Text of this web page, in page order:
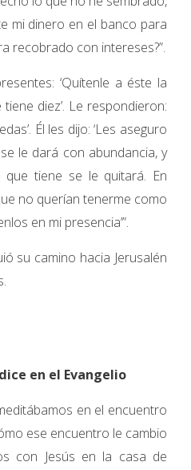
mi dinero en el banco para
recobrado con intereses?”.
‘Quítenle a éste la
diez’. Le respondieron:
Él les dijo: ‘Les aseguro
le dará con abundancia, y
tiene se le quitará. En
no querían tenerme como
en mi presencia’”.
su camino hacia Jerusalén
en el Evangelio
en el encuentro
ese encuentro le cambio
con Jesús en la casa de